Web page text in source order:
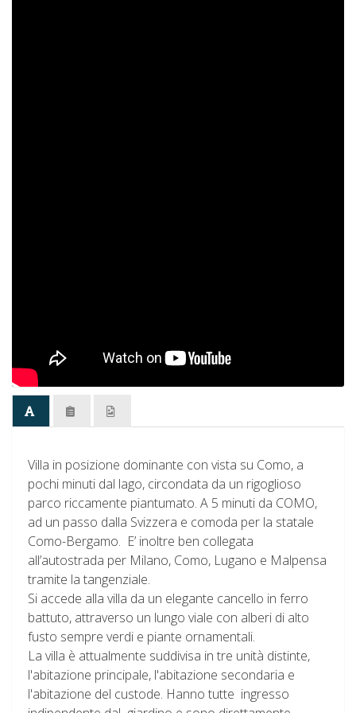
Villa in posizione dominante con vista su Como, a
pochi minuti dal lago, circondata da un rigoglioso
parco riccamente piantumato. A 5 minuti da COMO,
ad un passo dalla Svizzera e comoda per la statale
Como-Bergamo. E’ inoltre ben collegata
all’autostrada per Milano, Como, Lugano e Malpensa
tramite la tangenziale.
Si accede alla villa da un elegante cancello in ferro
battuto, attraverso un lungo viale con alberi di alto
fusto sempre verdi e piante ornamentali.
La villa è attualmente suddivisa in tre unità distinte,
l'abitazione principale, l'abitazione secondaria e
l'abitazione del custode. Hanno tutte ingresso